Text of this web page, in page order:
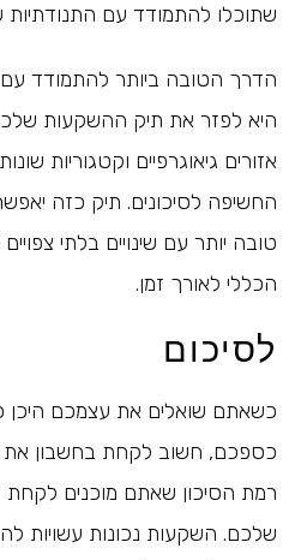
שתוכלו להתמודד עם
הדרך הטובה ביותר להתמודד
היא לפזר את תיק ההשקעות
אזורים גיאוגרפיים וקטגוריות
החשיפה לסיכונים. תיק כזה
טובה יותר עם שינויים בלתי
הכללי לאורך זמן.
לסיכום
כשאתם שואלים את עצמכם היכן
כספכם, חשוב לקחת בחשבון את
רמת הסיכון שאתם מוכנים
שלכם. השקעות נכונות עשויות